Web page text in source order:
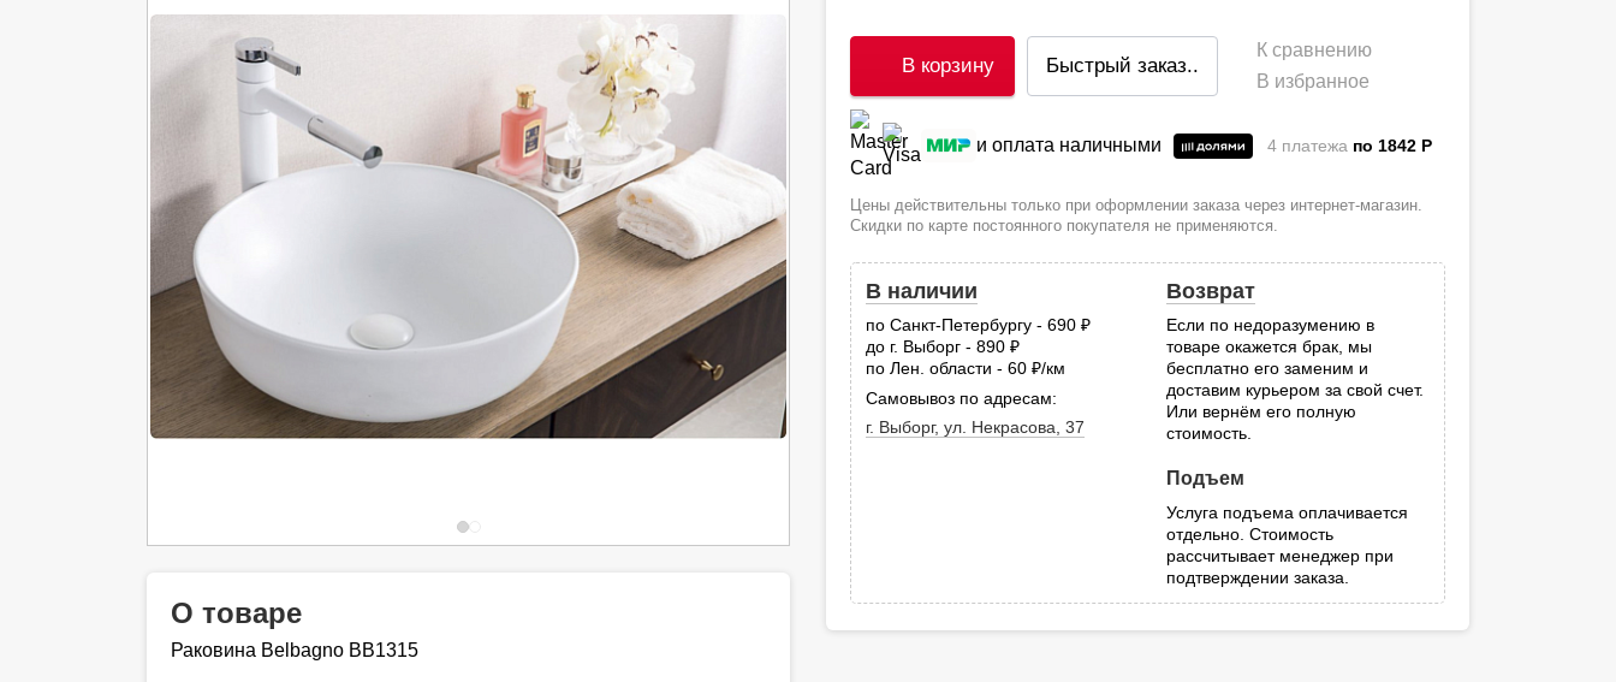
В корзину Быстрый заказ..
К сравнению
В избранное
и оплата наличными 4 платежа по 1842 P
Цены действительны только при оформлении заказа через интернет-магазин.
Скидки по карте постоянного покупателя не применяются.
В наличии
по Санкт-Петербургу - 690
до г. Выборг - 890
по Лен. области - 60
руб.
/км
Самовывоз по адресам:
г. Выборг, ул. Некрасова, 37
Возврат
Если по недоразумению в
товаре окажется брак, мы
бесплатно его заменим и
доставим курьером за свой счет.
Или вернём его полную
стоимость.
Подъем
Услуга подъема оплачивается
отдельно. Стоимость
рассчитывает менеджер при
подтверждении заказа.
О товаре
Раковина Belbagno BB1315